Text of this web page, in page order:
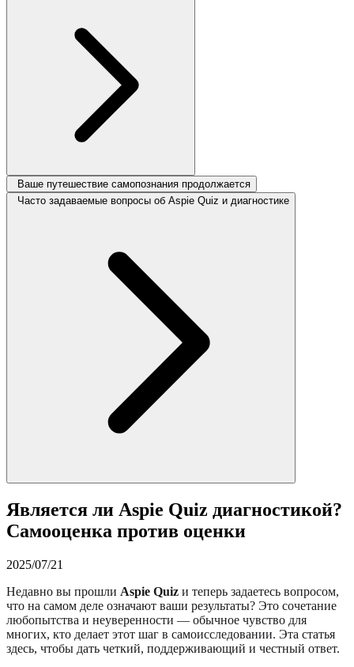
Ваше путешествие самопознания продолжается
Часто задаваемые вопросы об Aspie Quiz и диагностике
Является ли Aspie Quiz диагностикой?
Самооценка против оценки
2025/07/21
Недавно вы прошли Aspie Quiz и теперь задаетесь вопросом,
что на самом деле означают ваши результаты? Это сочетание
любопытства и неуверенности — обычное чувство для
многих, кто делает этот шаг в самоисследовании. Эта статья
здесь, чтобы дать четкий, поддерживающий и честный ответ.